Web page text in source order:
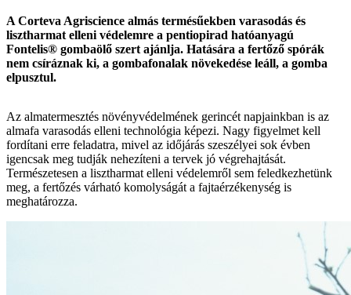
A Corteva Agriscience almás termésűekben varasodás és
lisztharmat elleni védelemre a pentiopirad hatóanyagú
Fontelis® gombaölő szert ajánlja. Hatására a fertőző spórák
nem csíráznak ki, a gombafonalak növekedése leáll, a gomba
elpusztul.
Az almatermesztés növényvédelmének gerincét napjainkban is az
almafa varasodás elleni technológia képezi. Nagy figyelmet kell
fordítani erre feladatra, mivel az időjárás szeszélyei sok évben
igencsak meg tudják nehezíteni a tervek jó végrehajtását.
Természetesen a lisztharmat elleni védelemről sem feledkezhetünk
meg, a fertőzés várható komolyságát a fajtaérzékenység is
meghatározza.